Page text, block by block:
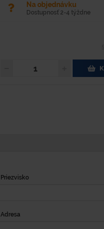
Na objednávku
Dostupnosť 2-4 týždne
Priezvisko
Adresa